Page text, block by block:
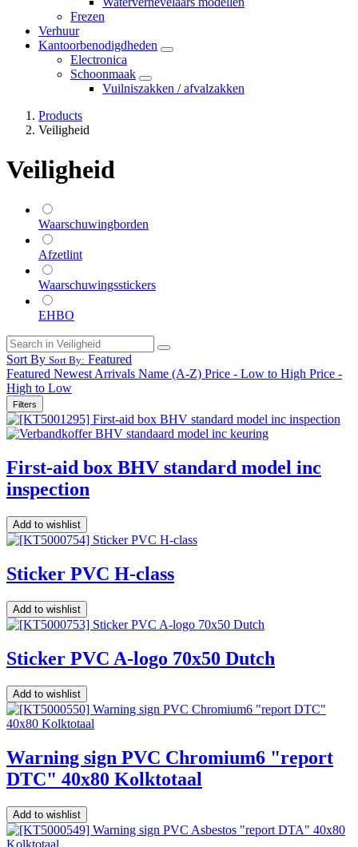
Frezen
Verhuur
Kantoorbenodigdheden
Electronica
Schoonmaak
Vuilniszakken / afvalzakken
Products
Veiligheid
Veiligheid
Waarschuwingborden
Afzetlint
Waarschuwingsstickers
EHBO
Sort By Sort By: Featured
Featured Newest Arrivals Name (A-Z) Price - Low to High Price -
High to Low
Filters
First-aid box BHV standard model inc
inspection
Add to wishlist
Sticker PVC H-class
Add to wishlist
Sticker PVC A-logo 70x50 Dutch
Add to wishlist
Warning sign PVC Chromium6 "report
DTC" 40x80 Kolktotaal
Add to wishlist